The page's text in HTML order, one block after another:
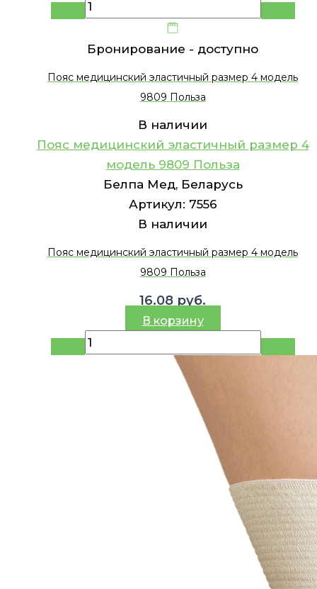
Бронирование - доступно
Пояс медицинский эластичный размер 4 модель
9809 Польза
В наличии
Пояс медицинский эластичный размер 4
модель 9809 Польза
Белпа Мед, Беларусь
Артикул: 7556
В наличии
Пояс медицинский эластичный размер 4 модель
9809 Польза
16.08 руб.
В корзину